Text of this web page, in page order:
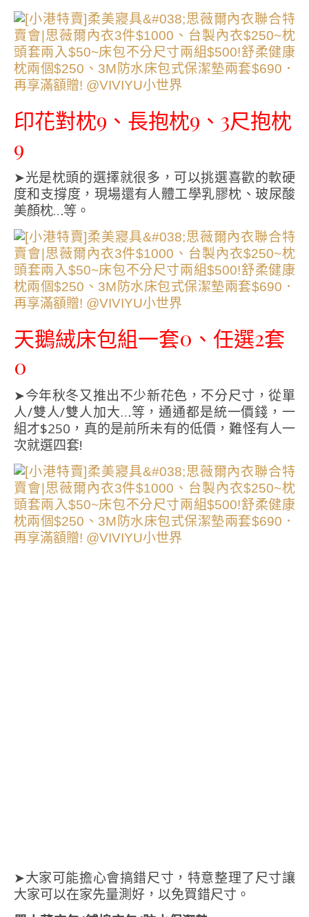
印花對枕9、長抱枕9、3尺抱枕
9
➤光是枕頭的選擇就很多，可以挑選喜歡的軟硬
度和支撐度，現場還有人體工學乳膠枕、玻尿酸
美顏枕…等。
天鵝絨床包組一套0、任選2套
0
➤今年秋冬又推出不少新花色，不分尺寸，從單
人/雙人/雙人加大…等，通通都是統一價錢，一
組才$250，真的是前所未有的低價，難怪有人一
次就選四套!
➤大家可能擔心會搞錯尺寸，特意整理了尺寸讓
大家可以在家先量測好，以免買錯尺寸。